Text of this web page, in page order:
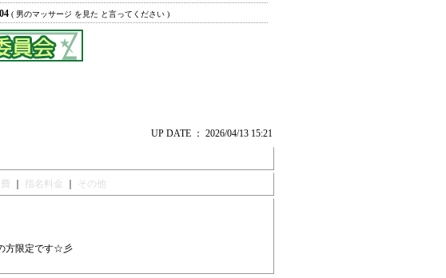
( 男のマッサージ を見た と言ってください )
UP DATE ： 2026/04/13 15:21
指名料金 その他
方限定です☆彡